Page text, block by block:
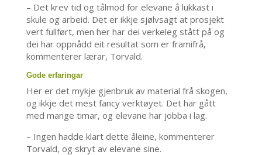
– Det krev tid og tålmod for elevane å lukkast i
skule og arbeid. Det er ikkje sjølvsagt at prosjekt
vert fullført, men her har dei verkeleg stått på og
dei har oppnådd eit resultat som er framifrå,
kommenterer lærar, Torvald.
Gode erfaringar
Her er det mykje gjenbruk av material frå skogen,
og ikkje det mest fancy verktøyet. Det har gått
med mange timar, og elevane har jobba i lag.
– Ingen hadde klart dette åleine, kommenterer
Torvald, og skryt av elevane sine.